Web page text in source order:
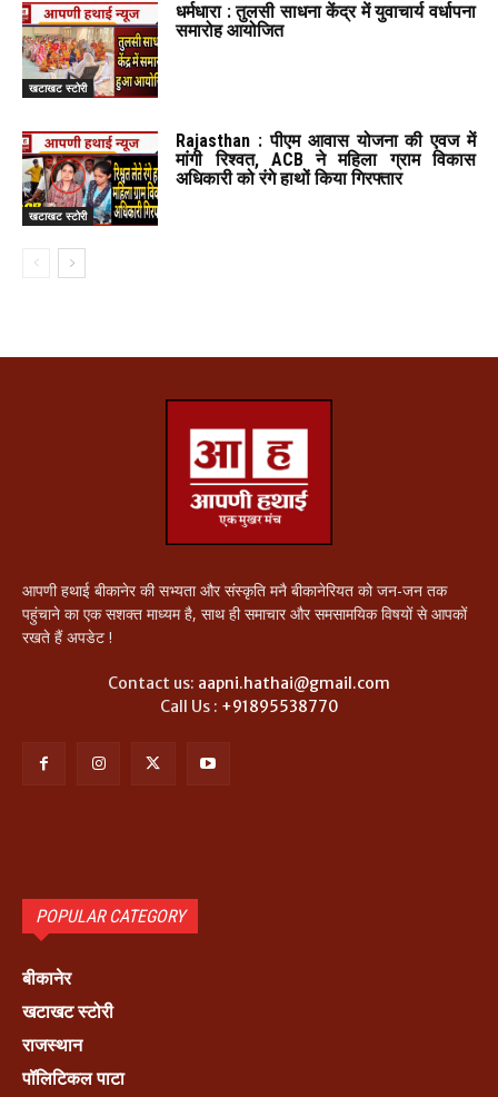
खटाखट स्टोरी
धर्मधारा : तुलसी साधना केंद्र में युवाचार्य वर्धापना
समारोह आयोजित
खटाखट स्टोरी
Rajasthan : पीएम आवास योजना की एवज में
मांगी रिश्वत, ACB ने महिला ग्राम विकास
अधिकारी को रंगे हाथों किया गिरफ्तार
आपणी हथाई बीकानेर की सभ्यता और संस्कृति मनै बीकानेरियत को जन-जन तक
पहुंचाने का एक सशक्त माध्यम है, साथ ही समाचार और समसामयिक विषयों से आपकों
रखते हैं अपडेट !
Contact us: aapni.hathai@gmail.com
Call Us : +91895538770
POPULAR CATEGORY
बीकानेर
खटाखट स्टोरी
राजस्थान
पॉलिटिकल पाटा